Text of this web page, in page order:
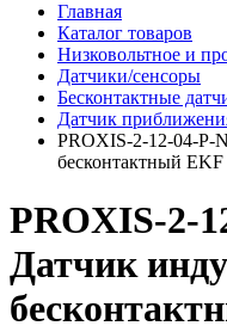
Главная
Каталог товаров
Низковольтное и
Датчики/сенсоры
Бесконтактные
Датчик
PROXIS-2-12-04-P-
бесконтактный EKF
PROXIS-2-
Датчик